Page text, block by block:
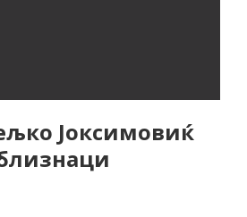
Јоксимовиќ